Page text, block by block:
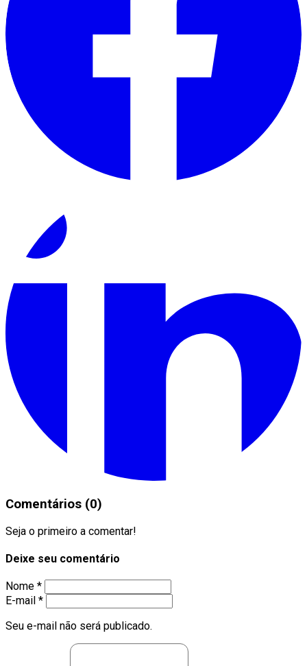
Comentários (0)
Seja o primeiro a comentar!
Deixe seu comentário
Nome *
E-mail *
Seu e-mail não será publicado.